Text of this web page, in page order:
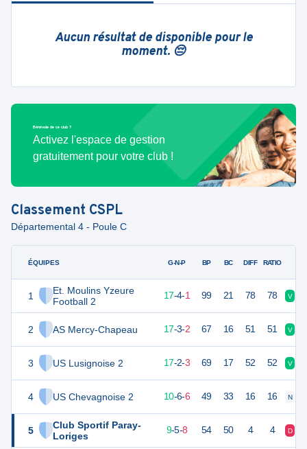
Aucun résultat de disponible pour le
moment. 😔
Bénévole de ce club ?
Activez l'espace de gestion
gratuitement pour votre club !
Classement CSPL
Départemental 4 - Poule C
ÉQUIPES
1
Et. Moulins Yzeure
Football 2
2 AS Mercy-Chapeau
3 US Lusignoise 2
4 US Chevagnoise 2
5
Club Sportif Paray-
Loriges
G-N-P BP BC DIFF RATIO
55 17-4-1 99 21 78 78 V
54 17-3-2 67 16 51 51 V
53 17-2-3 69 17 52 52 V
36 10-6-6 49 33 16 16 N
32 9-5-8 54 50 4 4 D